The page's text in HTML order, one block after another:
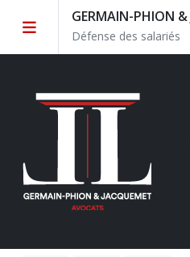
GERMAIN-PHION &
Défense des salariés